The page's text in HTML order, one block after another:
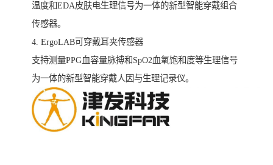
温度和EDA皮肤电生理信号为一体的新型智能穿戴组合
传感器。
4. ErgoLAB可穿戴耳夹传感器
支持测量PPG血容量脉搏和SpO2血氧饱和度等生理信号
为一体的新型智能穿戴人因与生理记录仪。